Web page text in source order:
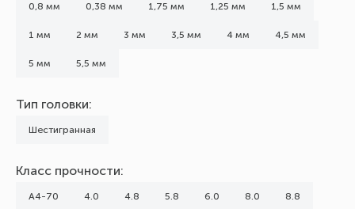
0,8 мм 0,38 мм 1,75 мм 1,25 мм 1,5 мм
1 мм 2 мм 3 мм 3,5 мм 4 мм 4,5 мм
5 мм 5,5 мм
Тип головки:
Шестигранная
Класс прочности:
А4-70 4.0 4.8 5.8 6.0 8.0 8.8